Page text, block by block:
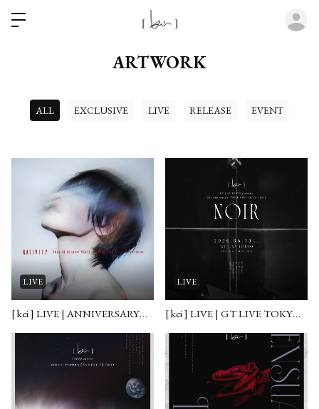
ARTWORK
ALL EXCLUSIVE LIVE RELEASE EVENT
LIVE
[ kei ] LIVE | ANNIVERSARY「NATIVITY」 2026.08.12
LIVE
[ kei ] LIVE | GT LIVE TOKYO presents 2nd Anniversary "THE LINKS"「NOIR」 2026.06.13